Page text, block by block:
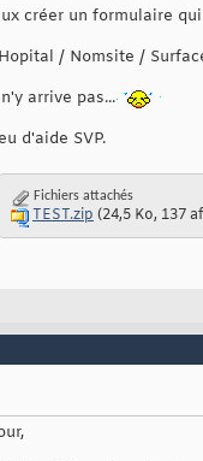
créer un formulaire
/ Nomsite /
arrive pas...
d'aide SVP.
Fichiers attachés
TEST.zip(24,5 Ko, 137